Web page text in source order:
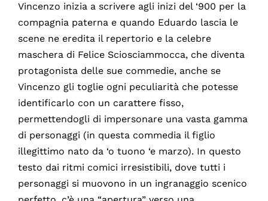
Vincenzo inizia a scrivere agli inizi del ‘900 per la
compagnia paterna e quando Eduardo lascia le
scene ne eredita il repertorio e la celebre
maschera di Felice Sciosciammocca, che diventa
protagonista delle sue commedie, anche se
Vincenzo gli toglie ogni peculiarità che potesse
identificarlo con un carattere fisso,
permettendogli di impersonare una vasta gamma
di personaggi (in questa commedia il figlio
illegittimo nato da ‘o tuono ‘e marzo). In questo
testo dai ritmi comici irresistibili, dove tutti i
personaggi si muovono in un ingranaggio scenico